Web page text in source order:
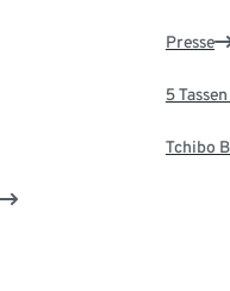
Presse
5
Tchibo